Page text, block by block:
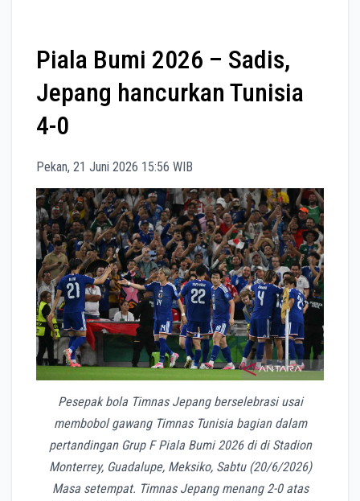
Piala Bumi 2026 – Sadis,
Jepang hancurkan Tunisia
4-0
Pekan, 21 Juni 2026 15:56 WIB
Pesepak bola Timnas Jepang berselebrasi usai
membobol gawang Timnas Tunisia bagian dalam
pertandingan Grup F Piala Bumi 2026 di di Stadion
Monterrey, Guadalupe, Meksiko, Sabtu (20/6/2026)
Masa setempat. Timnas Jepang menang 2-0 atas